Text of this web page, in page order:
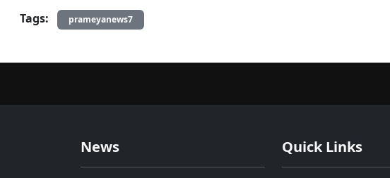
Tags: prameyanews7
News Quick Links